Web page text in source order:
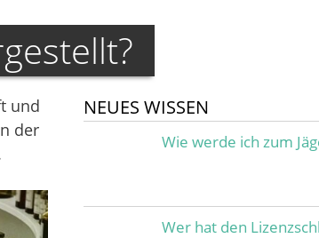
und
der
NEUES WISSEN
Wie werde ich zum
Wer hat den